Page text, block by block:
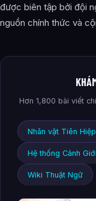
được biên tập bởi đội
nguồn chính thức và
Hơn 1,800 bài viết
Nhân vật Tiên Hiệp
Hệ thống Cảnh Giới
Wiki Thuật Ngữ